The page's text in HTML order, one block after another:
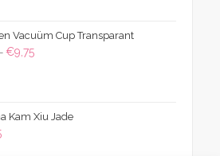
€54,95.€29,95.
Vacuüm Cup Transparant
- €9,75Prijsklasse:
Kam Xiu Jade